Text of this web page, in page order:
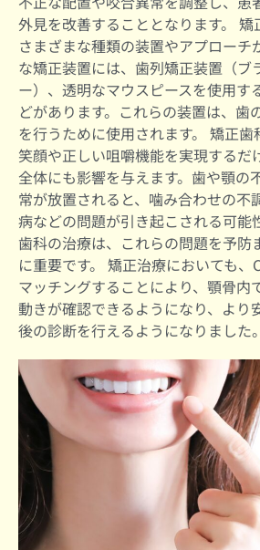
外見を改善することとなります。 矯
さまざまな種類の装置やアプローチ
な矯正装置には、歯列矯正装置（ブ
ー）、透明なマウスピースを使用す
どがあります。これらの装置は、歯
を行うために使用されます。 矯正
笑顔や正しい咀嚼機能を実現するだ
全体にも影響を与えます。歯や顎の
常が放置されると、噛み合わせの不
病などの問題が引き起こされる可能
歯科の治療は、これらの問題を予防
に重要です。 矯正治療においても、
マッチングすることにより、顎骨内
動きが確認できるようになり、より
後の診断を行えるようになりました。